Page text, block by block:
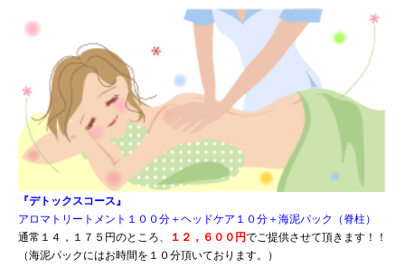
『デトックスコース』
アロマトリートメント１００分＋ヘッドケア１０分＋海泥パック（脊柱）
通常１４，１７５円のところ、
１２，６００円でご提供させて頂きます！！
（海泥パックにはお時間を１０分頂いております。）